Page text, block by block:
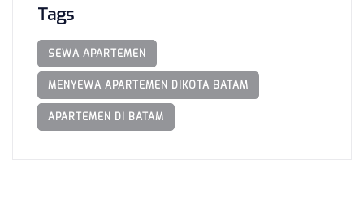
Tags
SEWA APARTEMEN
MENYEWA APARTEMEN DIKOTA BATAM
APARTEMEN DI BATAM